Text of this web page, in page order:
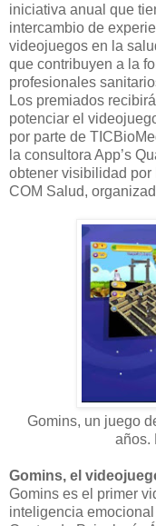
iniciativa anual que
intercambio de
videojuegos en la
que contribuyen a la
profesionales
Los premiados
potenciar el
por parte de
la consultora App’s
obtener visibilidad
COM Salud,
Gomins, un juego
años.
Gomins, el
Gomins es el primer
inteligencia